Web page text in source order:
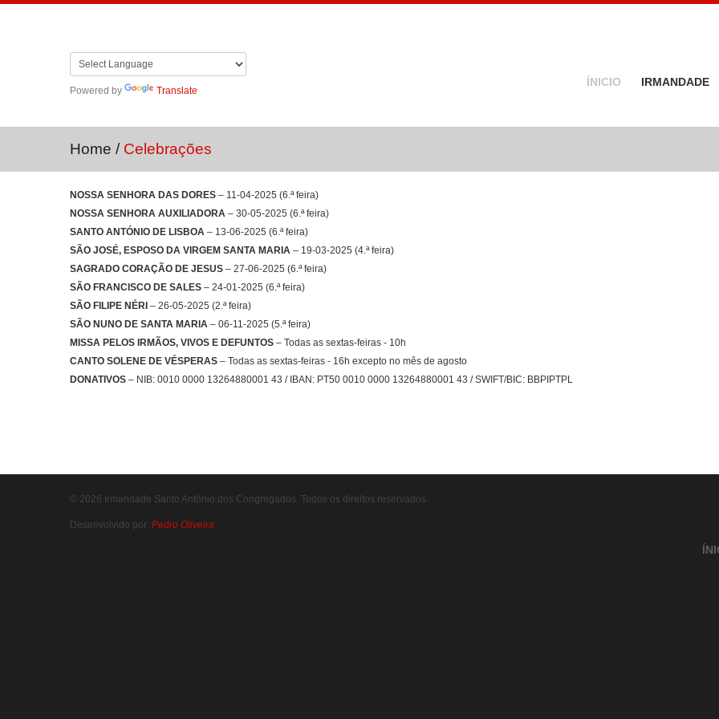
Powered by Translate
ÍNICIO IRMANDADE
Home / Celebrações
NOSSA SENHORA DAS DORES – 11-04-2025 (6.ª feira)
NOSSA SENHORA AUXILIADORA – 30-05-2025 (6.ª feira)
SANTO ANTÓNIO DE LISBOA – 13-06-2025 (6.ª feira)
SÃO JOSÉ, ESPOSO DA VIRGEM SANTA MARIA – 19-03-2025 (4.ª feira)
SAGRADO CORAÇÃO DE JESUS – 27-06-2025 (6.ª feira)
SÃO FRANCISCO DE SALES – 24-01-2025 (6.ª feira)
SÃO FILIPE NÉRI – 26-05-2025 (2.ª feira)
SÃO NUNO DE SANTA MARIA – 06-11-2025 (5.ª feira)
MISSA PELOS IRMÃOS, VIVOS E DEFUNTOS – Todas as sextas-feiras - 10h
CANTO SOLENE DE VÉSPERAS – Todas as sextas-feiras - 16h excepto no mês de agosto
DONATIVOS – NIB: 0010 0000 13264880001 43 / IBAN: PT50 0010 0000 13264880001 43 / SWIFT/BIC: BBPIPTPL
© 2026 Irmandade Santo António dos Congregados. Todos os direitos reservados.
Desenvolvido por: Pedro Oliveira